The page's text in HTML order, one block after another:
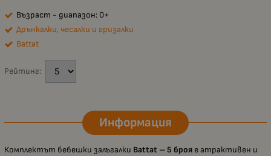
Възраст - диапазон: 0+
Дрънкалки, чесалки и гризалки
Battat
Рейтинг:
Информация
Комплектът бебешки залъгалки Battat – 5 броя е атрактивен и